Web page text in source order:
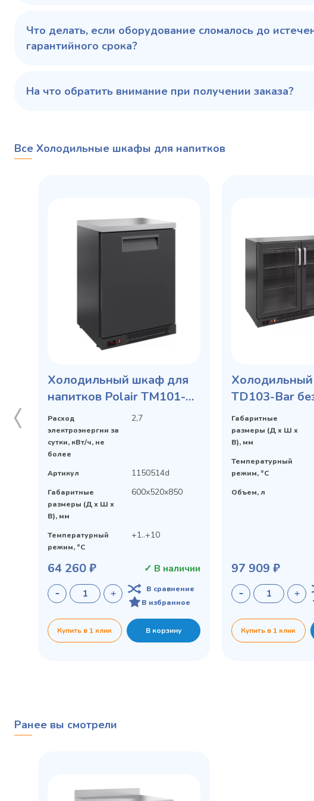
Что делать, если оборудование сломалось до
гарантийного срока?
На что обратить внимание при получении заказа?
Все Холодильные шкафы для напитков
Холодильный шкаф для
напитков Polair TM101-
Bar б/борта, гл дверь
Расход
электроэнергии за
сутки, кВт/ч, не
более
2,7
Артикул 1150514d
Габаритные
размеры (Д х Ш х
В), мм
600x520x850
Температурный
режим, °C
+1..+10
64 260 ₽ ✓ В наличии
В сравнение
В избранное
Купить в 1 клик В корзину
TD103-Bar
столешницы
напитков
Габаритные
размеры (Д х Ш х
В), мм
Температурный
режим, °C
Объем, л
97 909 ₽
Купить в 1 клик
Ранее вы смотрели